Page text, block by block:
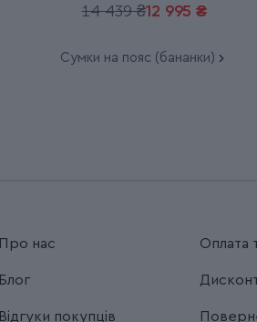
14 439 ₴12 995 ₴
Сумки на пояс (бананки)
Про нас
Блог
Відгуки покупців
Оплата